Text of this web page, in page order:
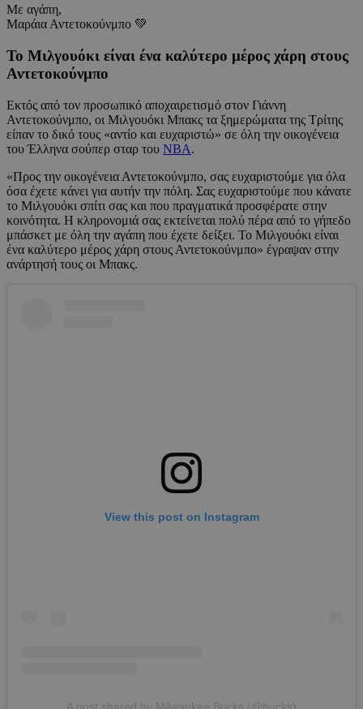
Με αγάπη,
Μαράια Αντετοκούνμπο 💚
Το Μιλγουόκι είναι ένα καλύτερο μέρος χάρη στους
Αντετοκούνμπο
Εκτός από τον προσωπικό αποχαιρετισμό στον Γιάννη
Αντετοκούνμπο, οι Μιλγουόκι Μπακς τα ξημερώματα της Τρίτης
είπαν το δικό τους «αντίο και ευχαριστώ» σε όλη την οικογένεια
του Έλληνα σούπερ σταρ του ΝΒΑ.
«Προς την οικογένεια Αντετοκούνμπο, σας ευχαριστούμε για όλα
όσα έχετε κάνει για αυτήν την πόλη. Σας ευχαριστούμε που κάνατε
το Μιλγουόκι σπίτι σας και που πραγματικά προσφέρατε στην
κοινότητα. Η κληρονομιά σας εκτείνεται πολύ πέρα ​​από το γήπεδο
μπάσκετ με όλη την αγάπη που έχετε δείξει. Το Μιλγουόκι είναι
ένα καλύτερο μέρος χάρη στους Αντετοκούνμπο» έγραψαν στην
ανάρτησή τους οι Μπακς.
View this post on Instagram